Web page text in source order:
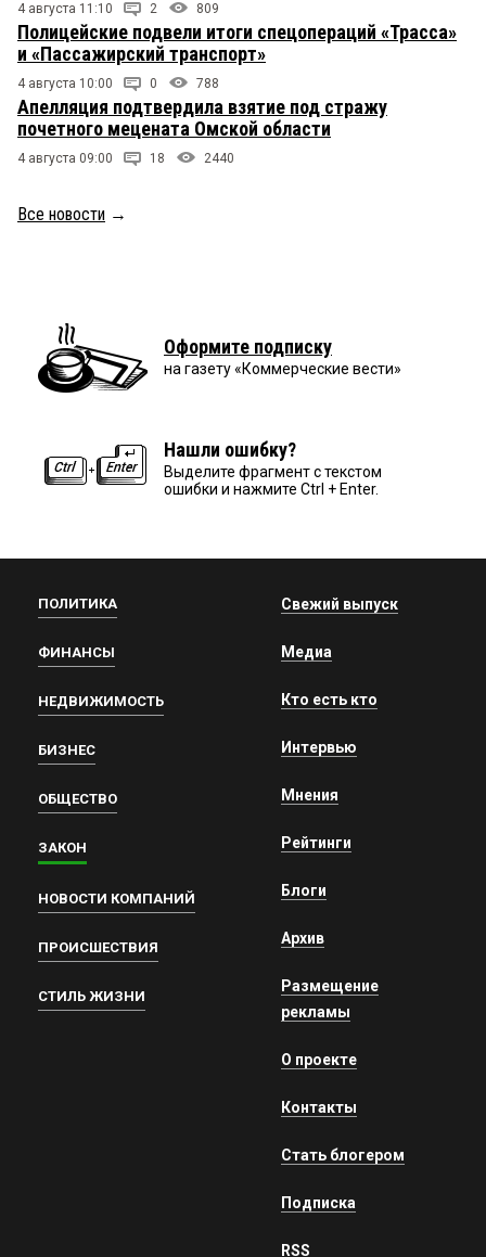
4 августа 11:10 2 809
Полицейские подвели итоги спецопераций «Трасса»
и «Пассажирский транспорт»
4 августа 10:00 0 788
Апелляция подтвердила взятие под стражу
почетного мецената Омской области
4 августа 09:00 18 2440
Все новости →
Оформите подписку
на газету «Коммерческие вести»
Нашли ошибку?
Выделите фрагмент с текстом
ошибки и нажмите Ctrl + Enter.
ПОЛИТИКА
ФИНАНСЫ
НЕДВИЖИМОСТЬ
БИЗНЕС
ОБЩЕСТВО
ЗАКОН
НОВОСТИ КОМПАНИЙ
ПРОИСШЕСТВИЯ
СТИЛЬ ЖИЗНИ
Свежий выпуск
Медиа
Кто есть кто
Интервью
Мнения
Рейтинги
Блоги
Архив
Размещение
рекламы
О проекте
Контакты
Стать блогером
Подписка
RSS